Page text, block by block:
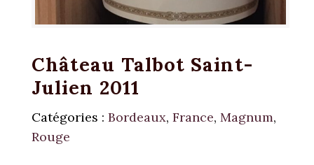
Château Talbot Saint-
Julien 2011
Catégories : Bordeaux, France, Magnum,
Rouge